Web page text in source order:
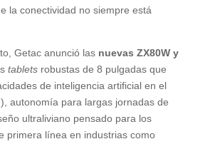
la conectividad no siempre está
Getac anunció lasnuevas ZX80W y
tabletsrobustas de 8 pulgadas que
de inteligencia artificial en el
autonomía para largas jornadas de
ultraliviano pensado para los
primera línea en industrias como